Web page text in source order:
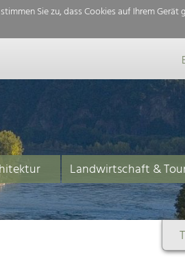
Sie zu, dass Cookies auf Ihrem Gerät
Landwirtschaft &